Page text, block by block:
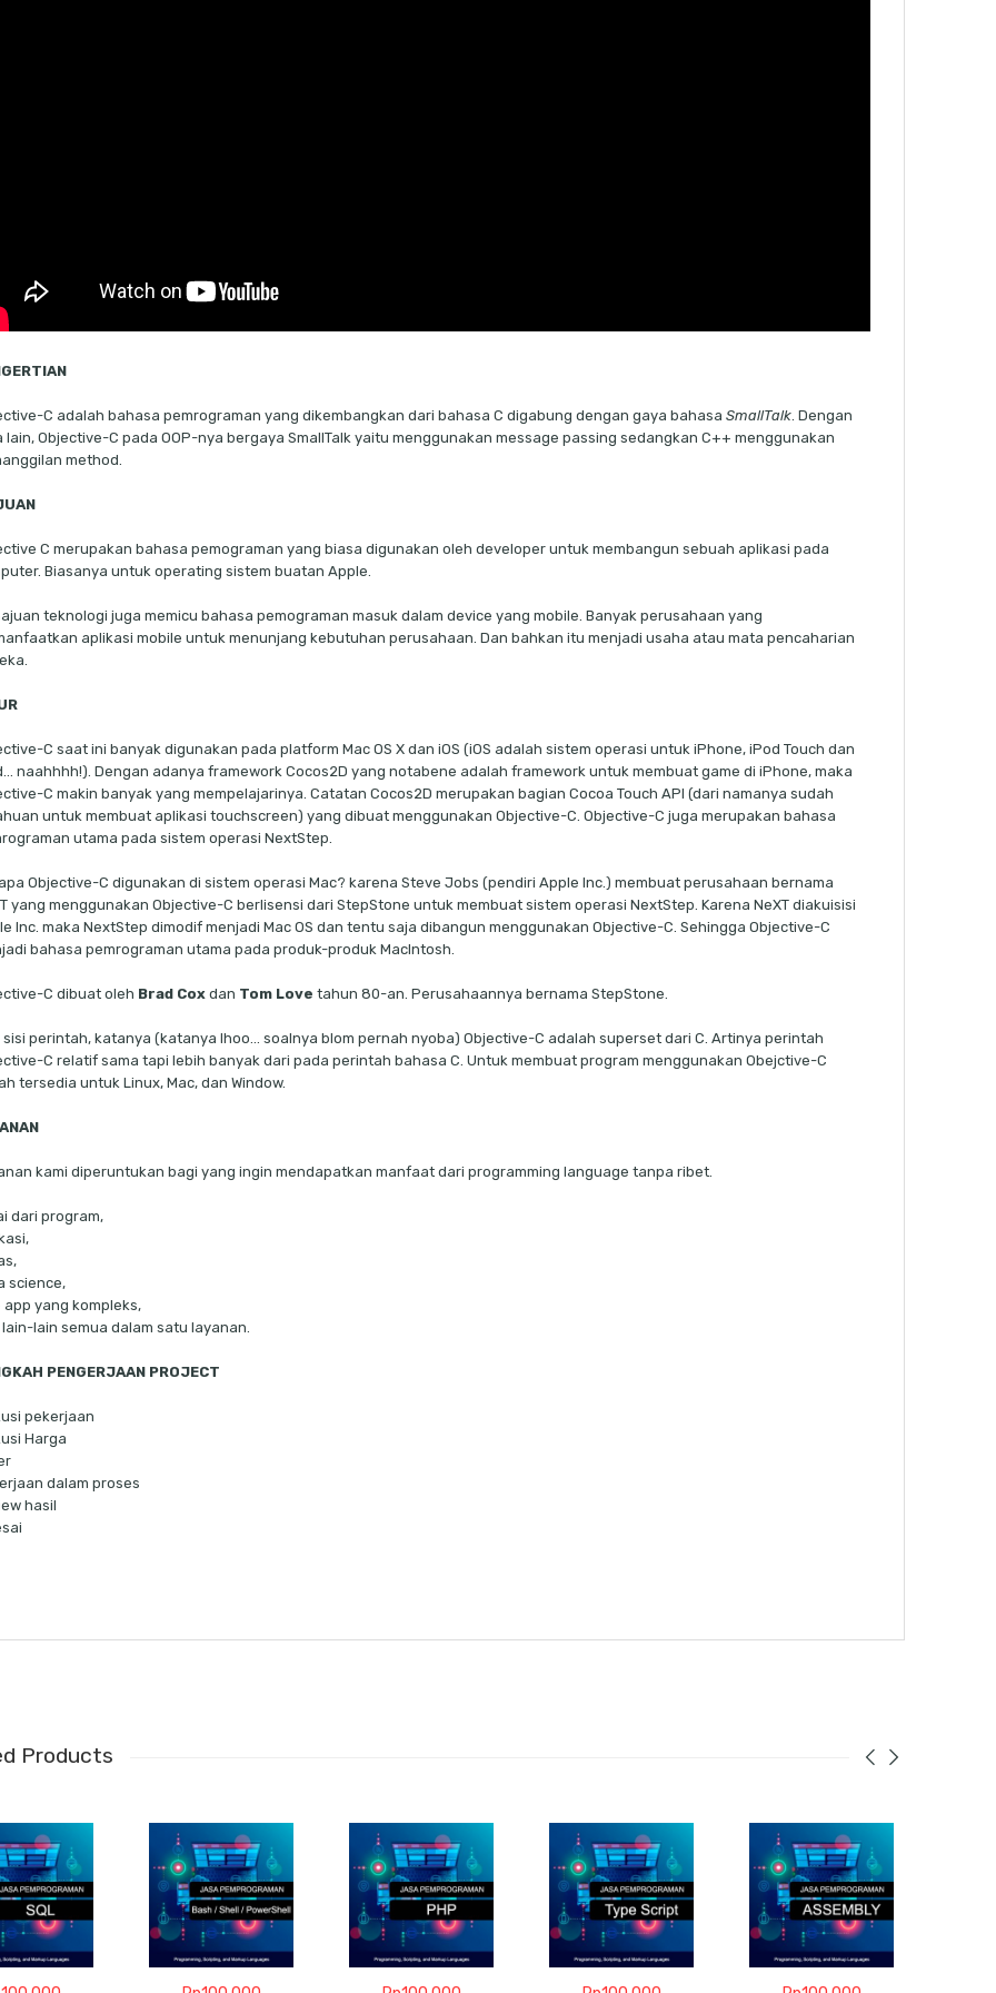
C adalah bahasa pemrograman yang dikembangkan dari bahasa C digabung dengan gaya bahasa SmallTalk. Dengan
lain, Objective-C pada OOP-nya bergaya SmallTalk yaitu menggunakan message passing sedangkan C++ menggunakan
method.
C merupakan bahasa pemograman yang biasa digunakan oleh developer untuk membangun sebuah aplikasi pada
Biasanya untuk operating sistem buatan Apple.
teknologi juga memicu bahasa pemograman masuk dalam device yang mobile. Banyak perusahaan yang
aplikasi mobile untuk menunjang kebutuhan perusahaan. Dan bahkan itu menjadi usaha atau mata pencaharian
C saat ini banyak digunakan pada platform Mac OS X dan iOS (iOS adalah sistem operasi untuk iPhone, iPod Touch dan
naahhhh!). Dengan adanya framework Cocos2D yang notabene adalah framework untuk membuat game di iPhone, maka
C makin banyak yang mempelajarinya. Catatan Cocos2D merupakan bagian Cocoa Touch API (dari namanya sudah
untuk membuat aplikasi touchscreen) yang dibuat menggunakan Objective-C. Objective-C juga merupakan bahasa
utama pada sistem operasi NextStep.
Objective-C digunakan di sistem operasi Mac? karena Steve Jobs (pendiri Apple Inc.) membuat perusahaan bernama
yang menggunakan Objective-C berlisensi dari StepStone untuk membuat sistem operasi NextStep. Karena NeXT diakuisisi
Inc. maka NextStep dimodif menjadi Mac OS dan tentu saja dibangun menggunakan Objective-C. Sehingga Objective-C
bahasa pemrograman utama pada produk-produk MacIntosh.
C dibuat oleh Brad Cox dan Tom Love tahun 80-an. Perusahaannya bernama StepStone.
sisi perintah, katanya (katanya lhoo… soalnya blom pernah nyoba) Objective-C adalah superset dari C. Artinya perintah
C relatif sama tapi lebih banyak dari pada perintah bahasa C. Untuk membuat program menggunakan Obejctive-C
tersedia untuk Linux, Mac, dan Window.
kami diperuntukan bagi yang ingin mendapatkan manfaat dari programming language tanpa ribet.
dari program,
science,
app yang kompleks,
lain semua dalam satu layanan.
PENGERJAAN PROJECT
pekerjaan
Harga
dalam proses
hasil
Products